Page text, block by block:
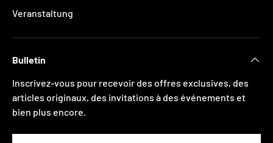
Veranstaltung
Bulletin
Inscrivez-vous pour recevoir des offres exclusives, des
articles originaux, des invitations à des événements et
bien plus encore.